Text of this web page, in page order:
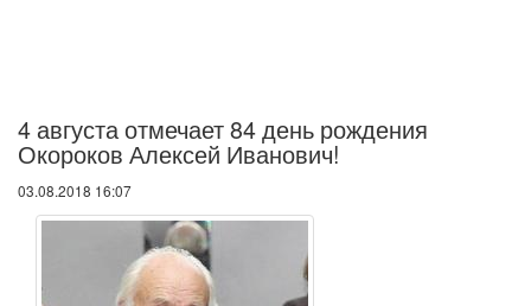
4 августа отмечает 84 день рождения
Окороков Алексей Иванович!
03.08.2018 16:07